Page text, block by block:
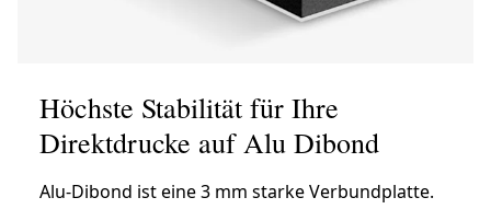
Höchste Stabilität für Ihre
Direktdrucke auf Alu Dibond
Alu-Dibond ist eine 3 mm starke Verbundplatte.